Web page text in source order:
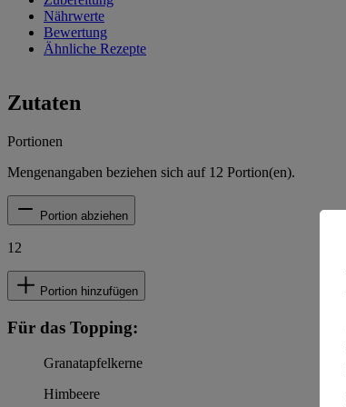
Nährwerte
Bewertung
Ähnliche Rezepte
Zutaten
Portionen
Mengenangaben beziehen sich auf 12 Portion(en).
Portion abziehen
12
Portion hinzufügen
Für das Topping:
Granatapfelkerne
Himbeere